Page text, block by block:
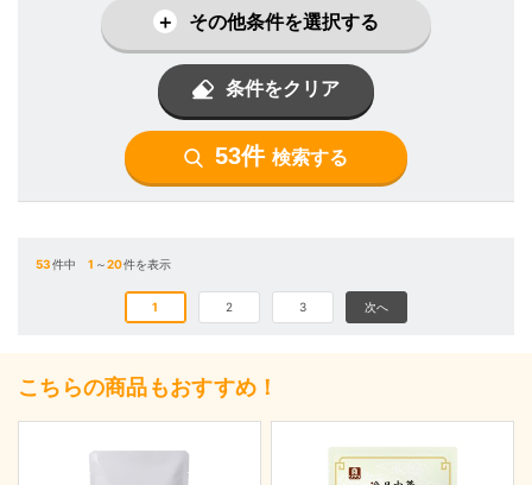
その他条件を選択する
条件をクリア
53件 検索する
53件中1 ～20件を表示
1 2 3 次へ
こちらの商品もおすすめ！